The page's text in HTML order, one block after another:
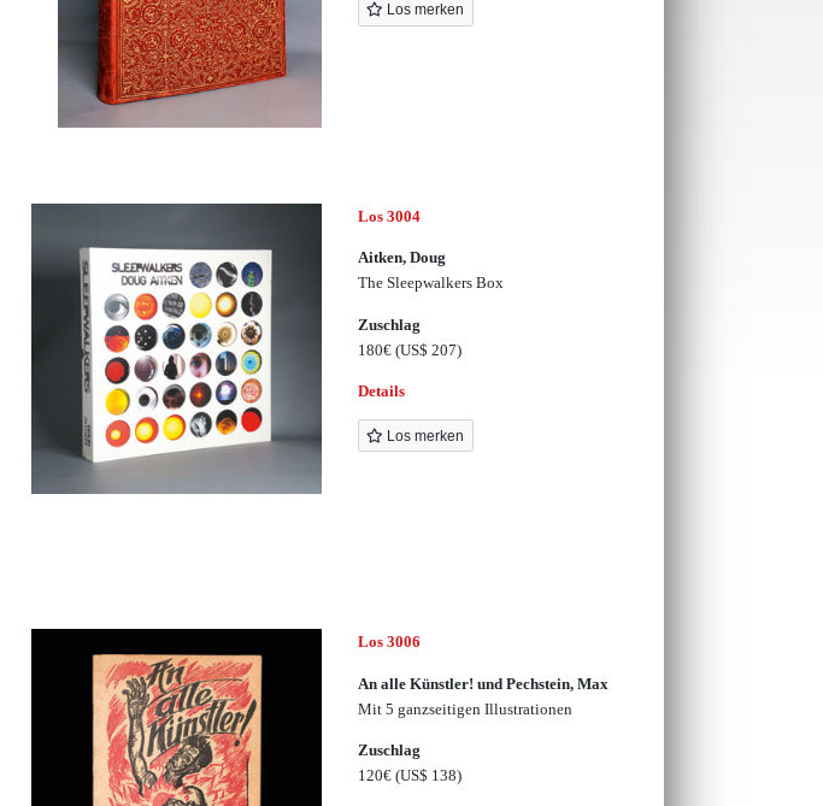
Los merken
Los 3004
Aitken, Doug
The Sleepwalkers Box
Zuschlag
180€ (US$ 207)
Details
Los merken
Los 3006
An alle Künstler! und Pechstein, Max
Mit 5 ganzseitigen Illustrationen
Zuschlag
120€ (US$ 138)